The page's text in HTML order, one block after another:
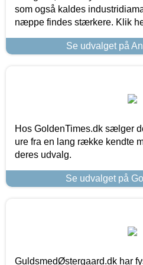
som også kaldes
næppe findes stærkere. Klik
Se udvalget på
Hos GoldenTimes.dk sælger
ure fra en lang række kendte
deres udvalg.
Se udvalget på
GuldsmedØstergaard.dk har